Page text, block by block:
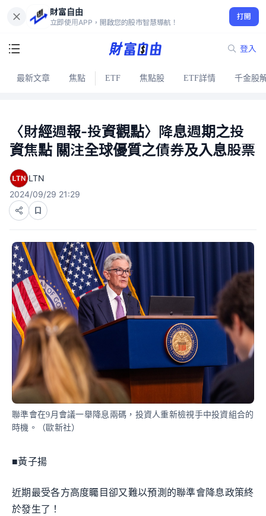
財富自由
立即使用APP，開啟您的股市智慧導航！
打開
登入
最新文章 焦點 ETF 焦點股 ETF詳情 千金股
〈財經週報-投資觀點〉降息週期之投
資焦點 關注全球優質之債券及入息股票
LTN
2024/09/29 21:29
聯準會在9月會議一舉降息兩碼，投資人重新檢視手中投資組合的
時機。（歐新社）
■黃子揚
近期最受各方高度矚目卻又難以預測的聯準會降息政策終
於發生了！